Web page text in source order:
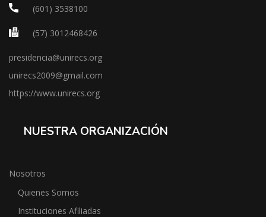
(601) 3538100
(57) 3012468426
presidencia@unirecs.org
unirecs2009@gmail.com
https://www.unirecs.org
NUESTRA ORGANIZACIÓN
Nosotros
Quienes Somos
Instituciones Afiliadas